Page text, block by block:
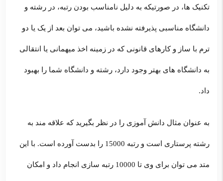
تکنیک ها، در صورتیکه به دلیل نامناسب بودن رتبه، در رشته و
دانشگاه مناسبی پذیرفته نشده باشید، می توان بعد از یک یا دو
ترم با ساز و کارهای قانونی که در زمینه اخذ میهمانی یا انتقالی
به دانشگاه های بهتر وجود دارد، رشته و دانشگاه شما را بهبود
داد.
به عنوان مثال دانش آموزی را در نظر بگیرید که علاقه مند به
رشته پرستاری است و رتبه 15000 را بدست آورده است. با این
متد می توان برای وی تا 10000 رتبه سازی انجام داد و امکان